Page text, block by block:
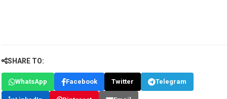
SHARE TO:
WhatsApp Facebook Twitter Telegram